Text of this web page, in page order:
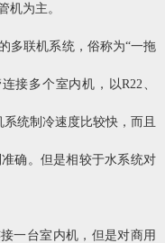
机为主。
多联机系统，俗称为“一拖
接多个室内机，以R22、
统制冷速度比较快，而且
确。但是相较于水系统对
一台室内机，但是对商用